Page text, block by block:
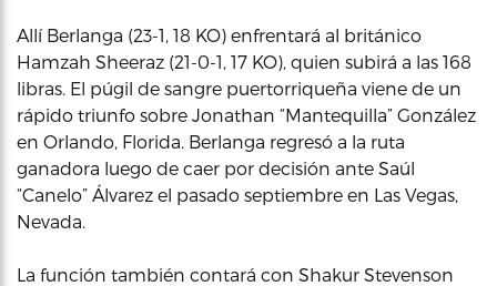
Allí Berlanga (23-1, 18 KO) enfrentará al británico
Hamzah Sheeraz (21-0-1, 17 KO), quien subirá a las 168
libras. El púgil de sangre puertorriqueña viene de un
rápido triunfo sobre Jonathan “Mantequilla” González
en Orlando, Florida. Berlanga regresó a la ruta
ganadora luego de caer por decisión ante Saúl
“Canelo” Álvarez el pasado septiembre en Las Vegas,
Nevada.
La función también contará con Shakur Stevenson